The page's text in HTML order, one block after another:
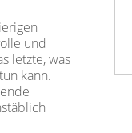
und
letzte, was
kann.